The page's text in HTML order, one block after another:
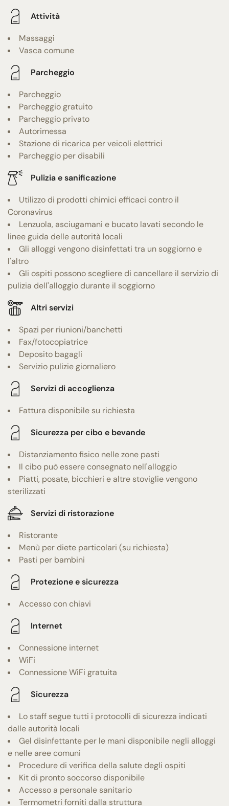
Attività
Massaggi
Vasca comune
Parcheggio
Parcheggio
Parcheggio gratuito
Parcheggio privato
Autorimessa
Stazione di ricarica per veicoli elettrici
Parcheggio per disabili
Pulizia e sanificazione
Utilizzo di prodotti chimici efficaci contro il
Coronavirus
Lenzuola, asciugamani e bucato lavati secondo le
linee guida delle autorità locali
Gli alloggi vengono disinfettati tra un soggiorno e
l'altro
Gli ospiti possono scegliere di cancellare il servizio di
pulizia dell'alloggio durante il soggiorno
Altri servizi
Spazi per riunioni/banchetti
Fax/fotocopiatrice
Deposito bagagli
Servizio pulizie giornaliero
Servizi di accoglienza
Fattura disponibile su richiesta
Sicurezza per cibo e bevande
Distanziamento fisico nelle zone pasti
Il cibo può essere consegnato nell'alloggio
Piatti, posate, bicchieri e altre stoviglie vengono
sterilizzati
Servizi di ristorazione
Ristorante
Menù per diete particolari (su richiesta)
Pasti per bambini
Protezione e sicurezza
Accesso con chiavi
Internet
Connessione internet
WiFi
Connessione WiFi gratuita
Sicurezza
Lo staff segue tutti i protocolli di sicurezza indicati
dalle autorità locali
Gel disinfettante per le mani disponibile negli alloggi
e nelle aree comuni
Procedure di verifica della salute degli ospiti
Kit di pronto soccorso disponibile
Accesso a personale sanitario
Termometri forniti dalla struttura